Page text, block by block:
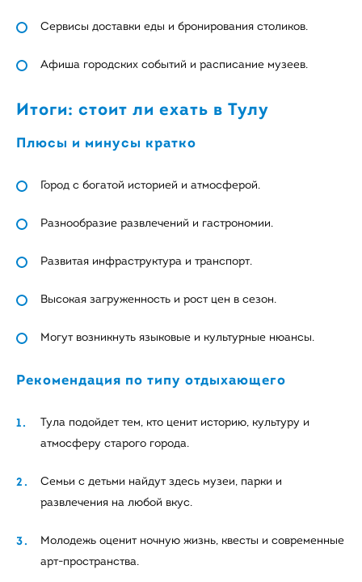
Сервисы доставки еды и бронирования столиков.
Афиша городских событий и расписание музеев.
Итоги: стоит ли ехать в Тулу
Плюсы и минусы кратко
Город с богатой историей и атмосферой.
Разнообразие развлечений и гастрономии.
Развитая инфраструктура и транспорт.
Высокая загруженность и рост цен в сезон.
Могут возникнуть языковые и культурные нюансы.
Рекомендация по типу отдыхающего
Тула подойдет тем, кто ценит историю, культуру и
атмосферу старого города.
Семьи с детьми найдут здесь музеи, парки и
развлечения на любой вкус.
Молодежь оценит ночную жизнь, квесты и современные
арт-пространства.